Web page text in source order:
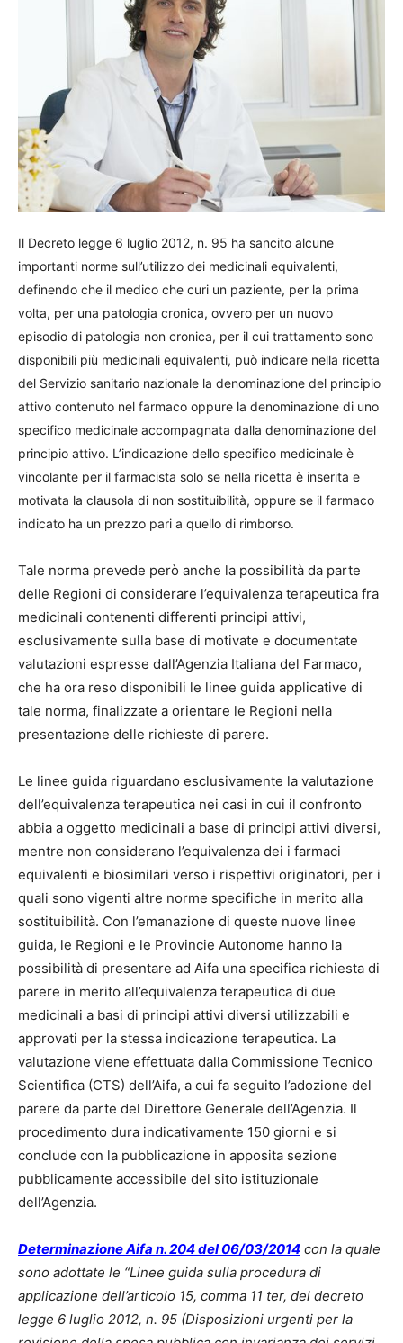
Il Decreto legge 6 luglio 2012, n. 95 ha sancito alcune
importanti norme sull’utilizzo dei medicinali equivalenti,
definendo che il medico che curi un paziente, per la prima
volta, per una patologia cronica, ovvero per un nuovo
episodio di patologia non cronica, per il cui trattamento sono
disponibili più medicinali equivalenti, può indicare nella ricetta
del Servizio sanitario nazionale la denominazione del principio
attivo contenuto nel farmaco oppure la denominazione di uno
specifico medicinale accompagnata dalla denominazione del
principio attivo. L’indicazione dello specifico medicinale è
vincolante per il farmacista solo se nella ricetta è inserita e
motivata la clausola di non sostituibilità, oppure se il farmaco
indicato ha un prezzo pari a quello di rimborso.
Tale norma prevede però anche la possibilità da parte
delle Regioni di considerare l’equivalenza terapeutica fra
medicinali contenenti differenti principi attivi,
esclusivamente sulla base di motivate e documentate
valutazioni espresse dall’Agenzia Italiana del Farmaco,
che ha ora reso disponibili le linee guida applicative di
tale norma, finalizzate a orientare le Regioni nella
presentazione delle richieste di parere.
Le linee guida riguardano esclusivamente la valutazione
dell’equivalenza terapeutica nei casi in cui il confronto
abbia a oggetto medicinali a base di principi attivi diversi,
mentre non considerano l’equivalenza dei i farmaci
equivalenti e biosimilari verso i rispettivi originatori, per i
quali sono vigenti altre norme specifiche in merito alla
sostituibilità. Con l’emanazione di queste nuove linee
guida, le Regioni e le Provincie Autonome hanno la
possibilità di presentare ad Aifa una specifica richiesta di
parere in merito all’equivalenza terapeutica di due
medicinali a basi di principi attivi diversi utilizzabili e
approvati per la stessa indicazione terapeutica. La
valutazione viene effettuata dalla Commissione Tecnico
Scientifica (CTS) dell’Aifa, a cui fa seguito l’adozione del
parere da parte del Direttore Generale dell’Agenzia. Il
procedimento dura indicativamente 150 giorni e si
conclude con la pubblicazione in apposita sezione
pubblicamente accessibile del sito istituzionale
dell’Agenzia.
Determinazione Aifa n. 204 del 06/03/2014 con la quale
sono adottate le “Linee guida sulla procedura di
applicazione dell’articolo 15, comma 11 ter, del decreto
legge 6 luglio 2012, n. 95 (Disposizioni urgenti per la